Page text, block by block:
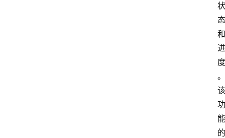
状
态
和
进
度
。
该
功
能
的